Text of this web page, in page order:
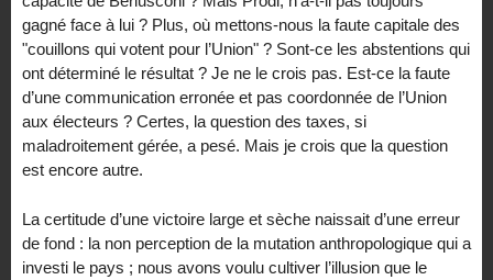
gagné face à lui ? Plus, où mettons-nous la faute capitale des
"couillons qui votent pour l’Union" ? Sont-ce les abstentions qui
ont déterminé le résultat ? Je ne le crois pas. Est-ce la faute
d’une communication erronée et pas coordonnée de l’Union
aux électeurs ? Certes, la question des taxes, si
maladroitement gérée, a pesé. Mais je crois que la question
est encore autre.
La certitude d’une victoire large et sèche naissait d’une erreur
de fond : la non perception de la mutation anthropologique qui a
investi le pays ; nous avons voulu cultiver l’illusion que le